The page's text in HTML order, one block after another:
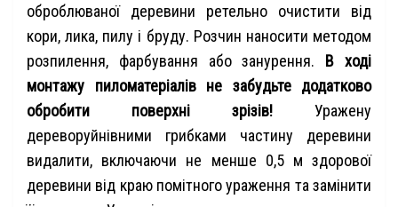
оброблюваної деревини ретельно очистити від
кори, лика, пилу і бруду. Розчин наносити методом
розпилення, фарбування або занурення. В ході
монтажу пиломатеріалів не забудьте додатково
обробити поверхні зрізів! Уражену
дереворуйнівними грибками частину деревини
видалити, включаючи не менше 0,5 м здорової
деревини від краю помітного ураження та замінити